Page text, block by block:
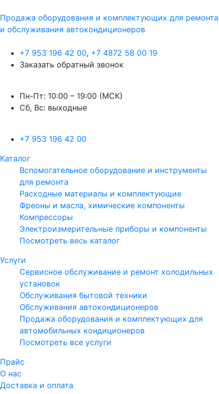
Продажа оборудования и комплектующих для ремонта
и обслуживания автокондиционеров
+7 953 196 42 00, +7 4872 58 00 19
Заказать обратный звонок
Пн-Пт: 10:00 – 19:00 (МСК)
Сб, Вс: выходные
+7 953 196 42 00
Каталог
Вспомогательное оборудование и инструменты
для ремонта
Расходные материалы и комплектующие
Фреоны и масла, химические компоненты
Компрессоры
Электроизмерительные приборы и компоненты
Посмотреть весь каталог
Услуги
Сервисное обслуживание и ремонт холодильных
установок
Обслуживания бытовой техники
Обслуживания автокондиционеров
Продажа оборудования и комплектующих для
автомобильных кондиционеров
Посмотреть все услуги
Прайс
О нас
Доставка и оплата